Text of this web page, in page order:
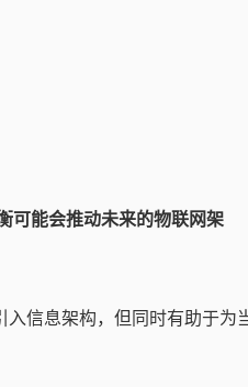
可能会推动未来的物联网架
信息架构，但同时有助于为